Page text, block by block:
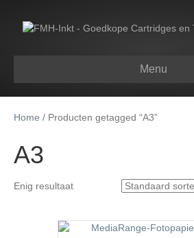
Menu
Home / Producten getagged “A3”
A3
Enig resultaat